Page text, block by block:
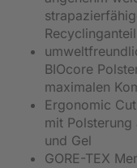
Recyclinganteil
BIOcore
maximalen
Ergonomic
mit
und Gel
GORE-TEX